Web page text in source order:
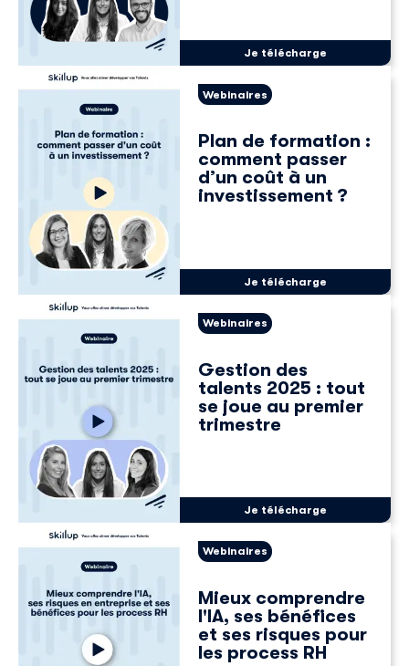
Je télécharge
Webinaires
Plan de formation :
comment passer
d’un coût à un
investissement ?
Je télécharge
Webinaires
Gestion des
talents 2025 : tout
se joue au premier
trimestre
Je télécharge
Webinaires
Mieux comprendre
l'IA, ses bénéfices
et ses risques pour
les process RH